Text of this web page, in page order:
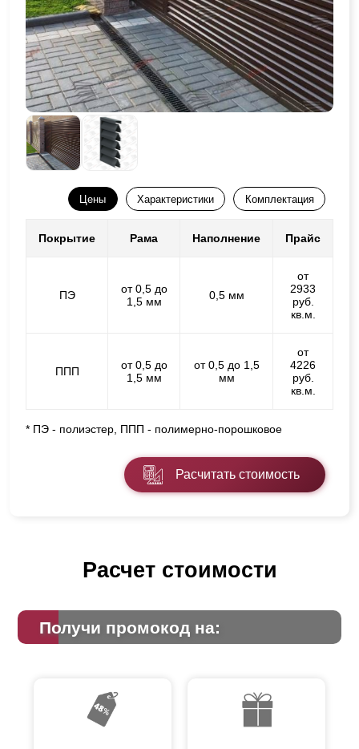
Цены Характеристики Комплектация
Покрытие Рама Наполнение Прайс
ПЭ
от 0,5 до
1,5 мм
0,5 мм
от
2933
руб.
кв.м.
ППП
от 0,5 до
1,5 мм
от 0,5 до 1,5
мм
от
4226
руб.
кв.м.
* ПЭ - полиэстер, ППП - полимерно-порошковое
Расчитать стоимость
Расчет стоимости
Получи промокод на: